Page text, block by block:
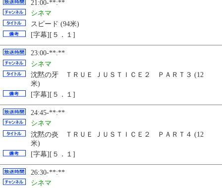
21:00-**:**
シネマ
スピード (94米)
[字幕][５．１]
23:00-**:**
シネマ
沈黙の牙 ＴＲＵＥ ＪＵＳＴＩＣＥ２ ＰＡＲＴ３ (12
米)
[字幕][５．１]
24:45-**:**
シネマ
沈黙の炎 ＴＲＵＥ ＪＵＳＴＩＣＥ２ ＰＡＲＴ４ (12
米)
[字幕][５．１]
26:30-**:**
シネマ